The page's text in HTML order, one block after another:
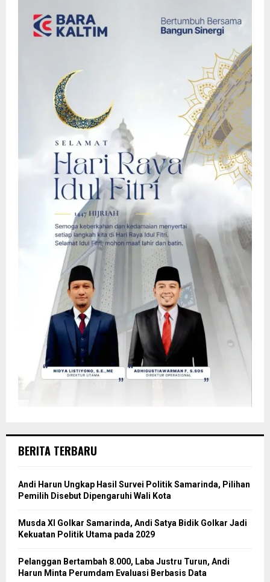
BERITA TERBARU
Andi Harun Ungkap Hasil Survei Politik Samarinda, Pilihan
Pemilih Disebut Dipengaruhi Wali Kota
Musda XI Golkar Samarinda, Andi Satya Bidik Golkar Jadi
Kekuatan Politik Utama pada 2029
Pelanggan Bertambah 8.000, Laba Justru Turun, Andi
Harun Minta Perumdam Evaluasi Berbasis Data